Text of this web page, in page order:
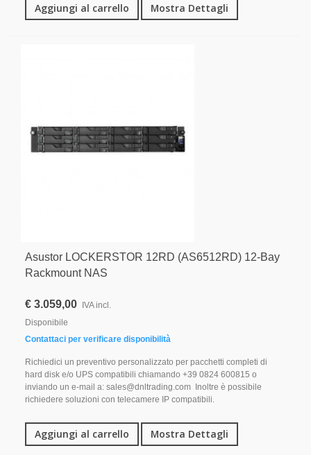
Aggiungi al carrello Mostra Dettagli
Asustor LOCKERSTOR 12RD (AS6512RD) 12-Bay
Rackmount NAS
€ 3.059,00
IVA incl.
Disponibile
Contattaci per verificare disponibilità
Richiedici un preventivo personalizzato per pacchetti completi di
hard disk e/o UPS compatibili chiamando +39 0824 600815 o
inviando un e-mail a: sales@dnltrading.com Inoltre è possibile
richiedere soluzioni con telecamere IP compatibili.
Aggiungi al carrello Mostra Dettagli